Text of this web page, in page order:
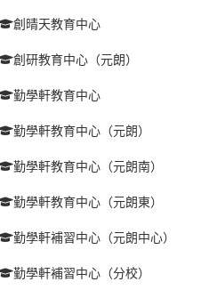
創晴天教育中心
創研教育中心（元朗）
勤學軒教育中心
勤學軒教育中心（元朗）
勤學軒教育中心（元朗南）
勤學軒教育中心（元朗東）
勤學軒補習中心（元朗中心）
勤學軒補習中心（分校）